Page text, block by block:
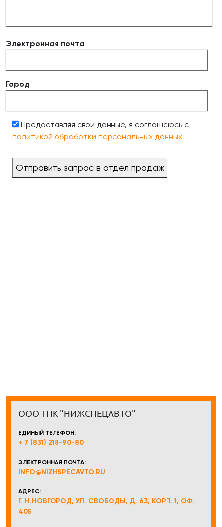
Электронная почта
Город
Предоставляя свои данные, я соглашаюсь с
политикой обработки персональных данных
Отправить запрос в отдел продаж
ООО ТПК "НИЖСПЕЦАВТО"
ЕДИНЫЙ ТЕЛЕФОН:
+ 7 (831) 218-90-80
ЭЛЕКТРОННАЯ ПОЧТА:
INFO@NIZHSPECAVTO.RU
АДРЕС:
Г. Н.НОВГОРОД, УЛ. СВОБОДЫ, Д. 63, КОРП. 1, ОФ.
405